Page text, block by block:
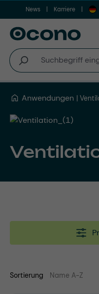
Zum Hauptinhalt
News Karriere
Anwendungen
Sortierung